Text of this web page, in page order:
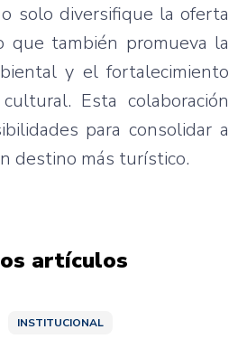
solo diversifique la oferta
que también promueva la
y el fortalecimiento
Esta colaboración
para consolidar a
destino más turístico.
artículos
INSTITUCIONAL